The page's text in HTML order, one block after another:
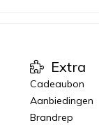
Extra
Cadeaubon
Aanbiedingen
Brandrep